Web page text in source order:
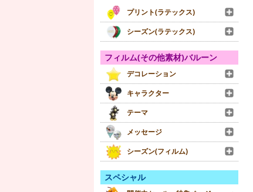
プリント(ラテックス)
シーズン(ラテックス)
フィルム(その他素材)バルーン
デコレーション
キャラクター
テーマ
メッセージ
シーズン(フィルム)
スペシャル